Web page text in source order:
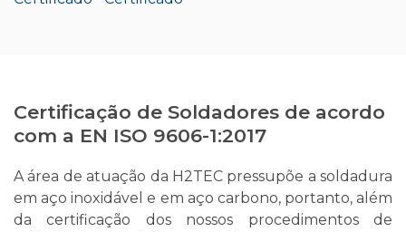
Certificação de Soldadores de acordo
com a EN ISO 9606-1:2017
A área de atuação da H2TEC pressupõe a soldadura
em aço inoxidável e em aço carbono, portanto, além
da certificação dos nossos procedimentos de